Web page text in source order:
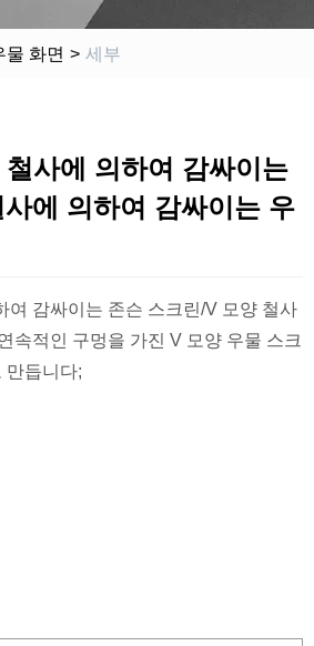
물 화면 > 세부
사에 의하여 감싸이는
에 의하여 감싸이는 우
여 감싸이는 존슨 스크린/V 모양 철사
속적인 구멍을 가진 V 모양 우물 스크
만듭니다;